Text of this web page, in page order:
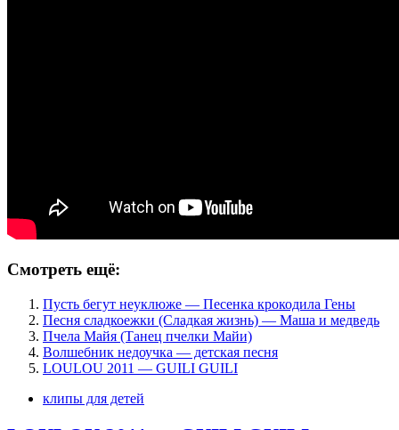
Смотреть ещё:
Пусть бегут неуклюже — Песенка крокодила Гены
Песня сладкоежки (Сладкая жизнь) — Маша и медведь
Пчела Майя (Танец пчелки Майи)
Волшебник недоучка — детская песня
LOULOU 2011 — GUILI GUILI
клипы для детей